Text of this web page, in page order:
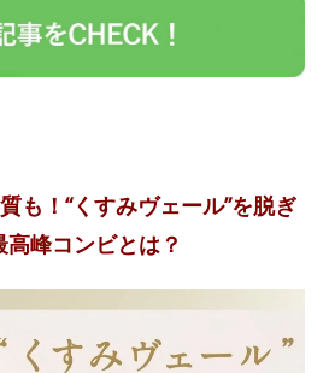
も！“くすみヴェール”を脱ぎ
峰コンビとは？